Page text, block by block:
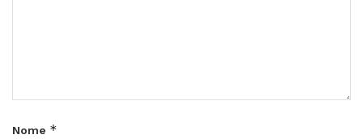
Nome *